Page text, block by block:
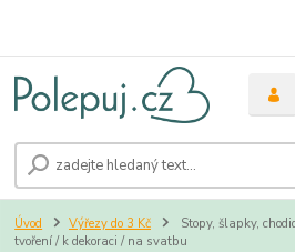
Úvod Výřezy do 3 Kč
Stopy, šlapky,
tvoření / k dekoraci / na svatbu